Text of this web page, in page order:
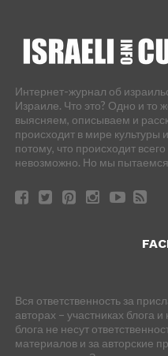
Интернет-журнал об
Израиле. Что это? Одно и то
выясняем, описываем и
происходит в мире культуры
потому, что происходит
невозможно. Но мы
Вся ответственность за
авторах – участниках блога
блога не несут
материалов и за авторские